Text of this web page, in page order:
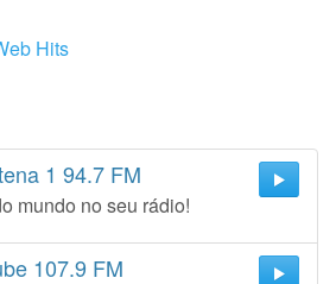
Hits
1 94.7 FM
mundo no seu rádio!
107.9 FM